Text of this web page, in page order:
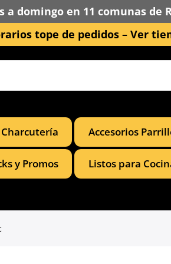
a domingo en 11 comunas de
tope de pedidos – Ver
Charcutería Accesorios
y Promos Listos para